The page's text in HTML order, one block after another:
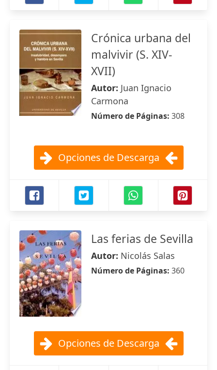
Crónica urbana del
malvivir (S. XIV-
XVII)
Autor: Juan Ignacio
Carmona
Número de Páginas: 308
Opciones de Descarga
Las ferias de Sevilla
Autor: Nicolás Salas
Número de Páginas: 360
Opciones de Descarga